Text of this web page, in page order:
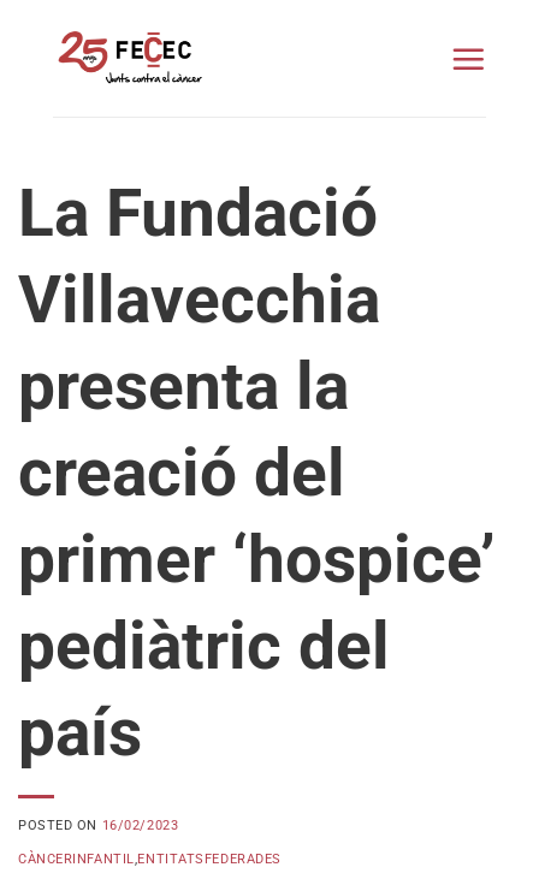
La Fundació
Villavecchia
presenta la
creació del
primer ‘hospice’
pediàtric del
país
POSTED ON 16/02/2023
CÀNCERINFANTIL,ENTITATSFEDERADES